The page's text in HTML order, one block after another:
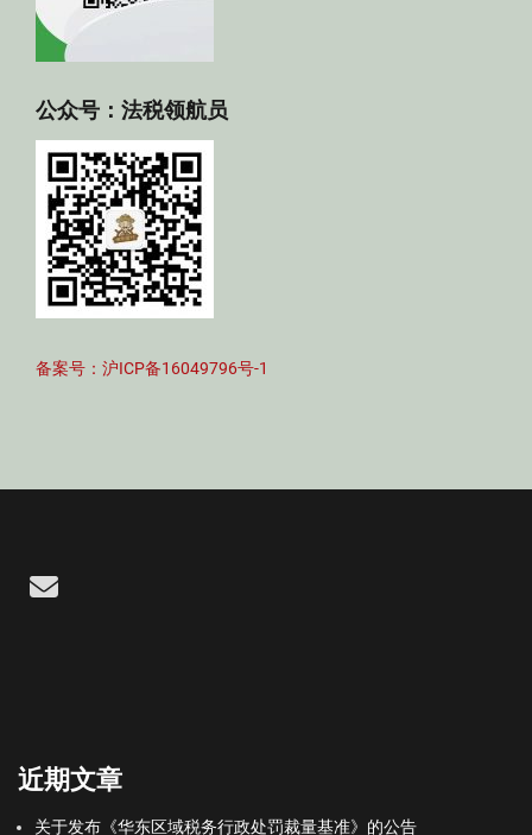
公众号：法税领航员
备案号：沪ICP备16049796号-1
Email
近期文章
关于发布《华东区域税务行政处罚裁量基准》的公告